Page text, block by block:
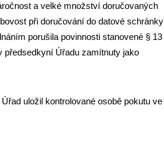
a velké množství doručovaných
při doručování do datové schránky
porušila povinnosti stanovené § 13
předsedkyní Úřadu zamítnuty jako
uložil kontrolované osobě pokutu ve